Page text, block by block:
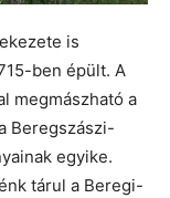
is
ben épült. A
megmászható a
Beregszászi-
egyike.
tárul a Beregi-